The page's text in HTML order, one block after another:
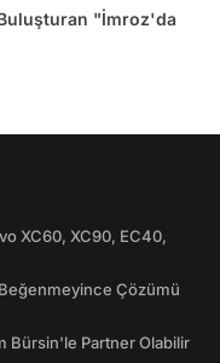
"İmroz'da
XC60, XC90, EC40,
Beğenmeyince Çözümü
Bürsin'le Partner Olabilir